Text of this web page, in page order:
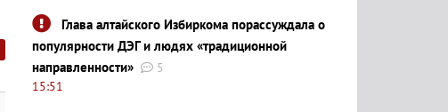
Глава алтайского Избиркома порассуждала о
популярности ДЭГ и людях «традиционной
направленности»
5
15:51